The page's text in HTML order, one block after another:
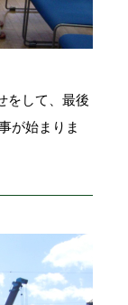
をして、最後
が始まりま